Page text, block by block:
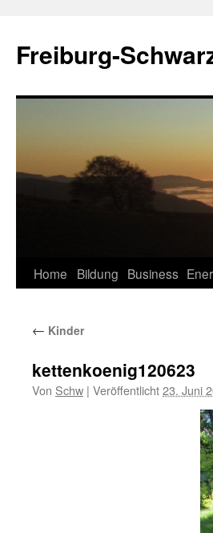
springen
Freiburg-
Home Bildung Business
← Kinder
kettenkoenig120623
Von Schw | Veröffentlicht23. Juni